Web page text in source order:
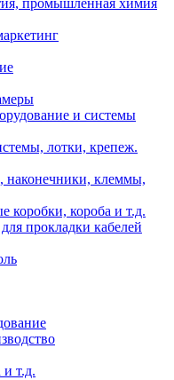
промышленная химия
и системы
лотки, крепеж.
наконечники, клеммы,
коробки, короба и т.д.
прокладки кабелей
т.д.